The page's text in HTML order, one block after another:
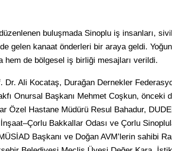
düzenlenen buluşmada Sinoplu iş insanları,
gelen kanaat önderleri bir araya geldi.
hem de bölgesel iş birliği mesajları verildi.
Dr. Ali Kocataş, Durağan Dernekler
Onursal Başkanı Mehmet Coşkun, önceki
Özel Hastane Müdürü Resul Bahadur,
Bakkallar Odası ve Çorlu
Başkanı ve Doğan AVM’lerin sahibi